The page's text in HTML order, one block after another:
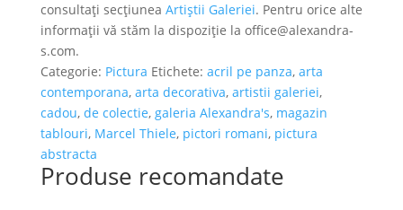
consultați secțiunea Artiștii Galeriei. Pentru orice alte
informații vă stăm la dispoziție la office@alexandra-
s.com.
Categorie: Pictura Etichete: acril pe panza, arta
contemporana, arta decorativa, artistii galeriei,
cadou, de colectie, galeria Alexandra's, magazin
tablouri, Marcel Thiele, pictori romani, pictura
abstracta
Produse recomandate